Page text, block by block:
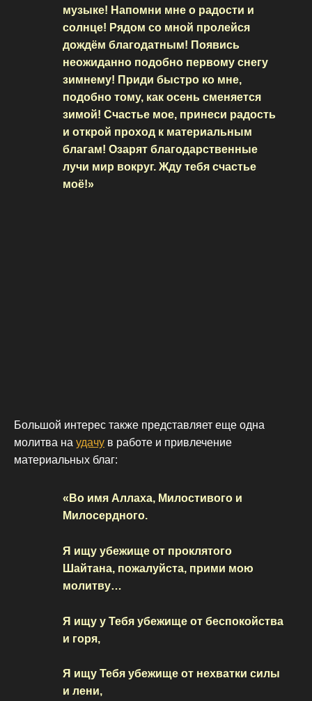
музыке! Напомни мне о радости и
солнце! Рядом со мной пролейся
дождём благодатным! Появись
неожиданно подобно первому снегу
зимнему! Приди быстро ко мне,
подобно тому, как осень сменяется
зимой! Счастье мое, принеси радость
и открой проход к материальным
благам! Озарят благодарственные
лучи мир вокруг. Жду тебя счастье
моё!»
Большой интерес также представляет еще одна
молитва на удачу в работе и привлечение
материальных благ:
«Во имя Аллаха, Милостивого и
Милосердного.
Я ищу убежище от проклятого
Шайтана, пожалуйста, прими мою
молитву…
Я ищу у Тебя убежище от беспокойства
и горя,
Я ищу Тебя убежище от нехватки силы
и лени,